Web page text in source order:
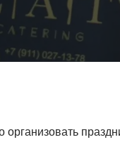
организовать